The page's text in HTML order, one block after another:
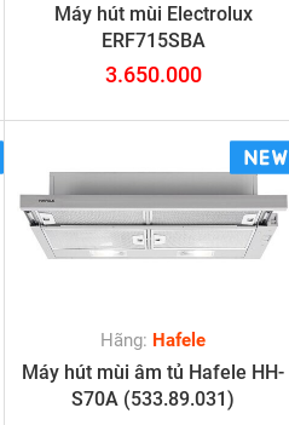
Máy hút mùi Electrolux
ERF715SBA
3.650.000
Hãng: Hafele
Máy hút mùi âm tủ Hafele HH-
S70A (533.89.031)